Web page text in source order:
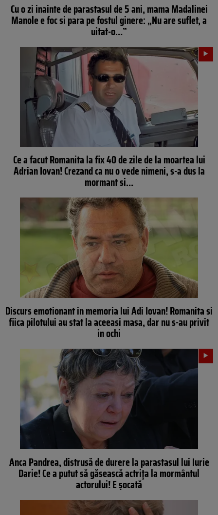
Cu o zi inainte de parastasul de 5 ani, mama Madalinei
Manole e foc si para pe fostul ginere: „Nu are suflet, a
uitat-o…”
Ce a facut Romanita la fix 40 de zile de la moartea lui
Adrian Iovan! Crezand ca nu o vede nimeni, s-a dus la
mormant si…
Discurs emotionant in memoria lui Adi Iovan! Romanita si
fiica pilotului au stat la aceeasi masa, dar nu s-au privit
in ochi
Anca Pandrea, distrusă de durere la parastasul lui Iurie
Darie! Ce a putut să găsească actriţa la mormântul
actorului! E şocată